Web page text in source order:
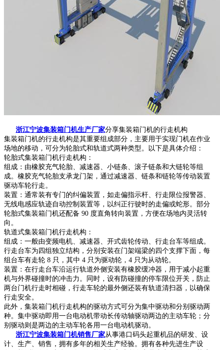
浙江宁波集装箱门机生产厂家分享集装箱门机的行走机构
集装箱门机的行走机构是其重要组成部分，主要用于实现门机在作业
场地的移动，可分为轮胎式和轨道式两种类型。以下是具体介绍：
轮胎式集装箱门机行走机构：
组成：由橡胶充气轮胎、减速器、小链条、滚子链条和大链轮等组
成。橡胶充气轮胎支承龙门架，通过减速器、链条和链轮等传动装置
驱动车轮行走。
装置：通常装有专门的纠偏装置，如走偏指示杆、行走限位报警器、
无线电感应轨迹自动控制装置等，以纠正行驶时的走偏或蛇形。部分
轮胎式集装箱门机还配备 90 度直角转向装置，方便在场地内灵活转
向。
轨道式集装箱门机行走机构：
组成：一般由变频电机、减速器、开式齿轮传动、行走台车等组成。
行走台车为四组独立结构，分别安装在门架端梁的四个支撑下面，每
组台车有走轮 8 只，其中 4 只为驱动轮，4 只为从动轮。
装置：在行走台车沿运行轨道外侧安装有橡胶缓冲器，用于减小起重
机与外界碰撞时的冲击力。同时，设有防碰撞的停车限位开关，防止
两台门机行走时相碰，行走车轮的最外侧还装有轨道清扫器，以确保
行走安全。
此外，集装箱门机行走机构的驱动方式可分为集中驱动和分别驱动两
种。集中驱动即用一台电动机带动长传动轴驱动两边的主动车轮；分
别驱动则是两边的主动车轮各用一台电动机驱动。
浙江宁波集装箱门机销售厂家从事港口码头起重机品的研发、设
计、生产、销售，拥有多年的相关生产经验。拥有各种先进生产设